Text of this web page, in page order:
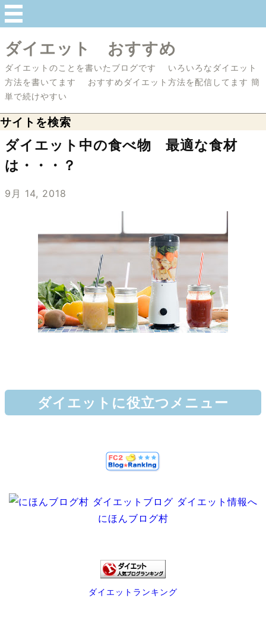
ダイエット おすすめ
ダイエットのことを書いたブログです いろいろなダイエット
方法を書いてます おすすめダイエット方法を配信してます 簡
単で続けやすい
サイトを検索
ダイエット中の食べ物 最適な食材
は・・・？
9月 14, 2018
ダイエットに役立つメニュー
にほんブログ村
ダイエットランキング